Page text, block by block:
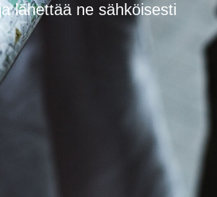
lähettää ne sähköisesti